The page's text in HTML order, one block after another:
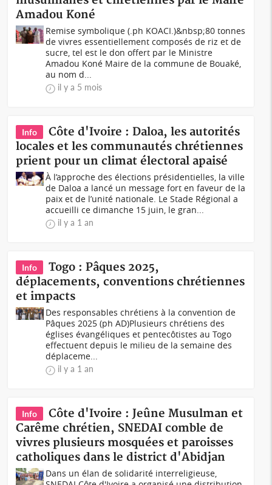
Amadou Koné
Remise symbolique (.ph KOACI.)&nbsp;80 tonnes
de vivres essentiellement composés de riz et de
sucre, tel est le don offert par le Ministre
Amadou Koné Maire de la commune de Bouaké,
au nom d...
il y a 5 mois
Info
Côte d'Ivoire : Daloa, les autorités
locales et les communautés chrétiennes
prient pour un climat électoral apaisé
À l’approche des élections présidentielles, la ville
de Daloa a lancé un message fort en faveur de la
paix et de l’unité nationale. Le Stade Régional a
accueilli ce dimanche 15 juin, le gran...
il y a 1 an
Info
Togo : Pâques 2025,
déplacements, conventions chrétiennes
et impacts
Des responsables chrétiens à la convention de
Pâques 2025 (ph AD)Plusieurs chrétiens des
églises évangéliques et pentecôtistes au Togo
effectuent depuis le milieu de la semaine des
déplaceme...
il y a 1 an
Info
Côte d'Ivoire : Jeûne Musulman et
Carême chrétien, SNEDAI comble de
vivres plusieurs mosquées et paroisses
catholiques dans le district d'Abidjan
Dans un élan de solidarité interreligieuse,